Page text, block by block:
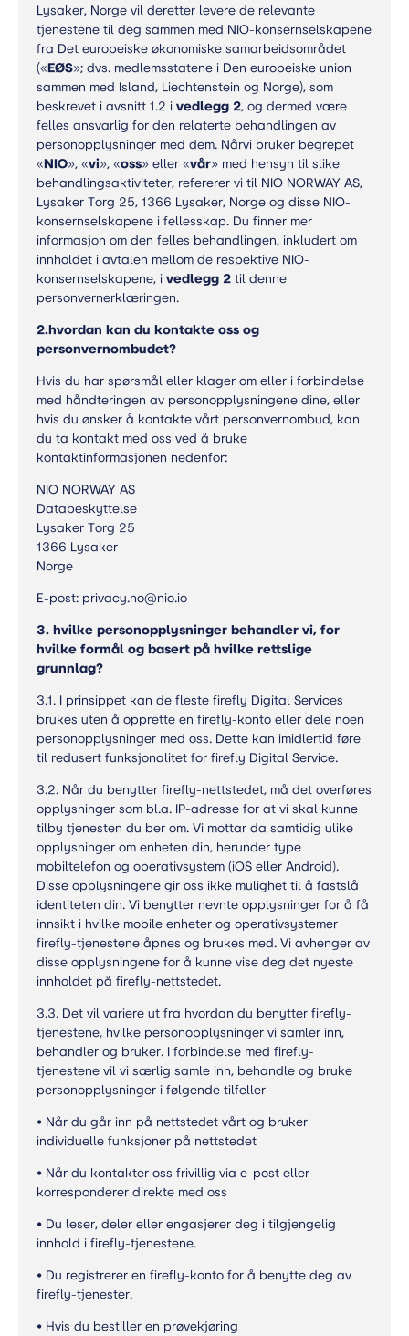
Lysaker, Norge vil deretter levere de relevante
tjenestene til deg sammen med NIO-konsernselskapene
fra Det europeiske økonomiske samarbeidsområdet
(«EØS»; dvs. medlemsstatene i Den europeiske union
sammen med Island, Liechtenstein og Norge), som
beskrevet i avsnitt 1.2 i vedlegg 2, og dermed være
felles ansvarlig for den relaterte behandlingen av
personopplysninger med dem. Nårvi bruker begrepet
«NIO», «vi», «oss» eller «vår» med hensyn til slike
behandlingsaktiviteter, refererer vi til NIO NORWAY AS,
Lysaker Torg 25, 1366 Lysaker, Norge og disse NIO-
konsernselskapene i fellesskap. Du finner mer
informasjon om den felles behandlingen, inkludert om
innholdet i avtalen mellom de respektive NIO-
konsernselskapene, i vedlegg 2 til denne
personvernerklæringen.
2.hvordan kan du kontakte oss og
personvernombudet?
Hvis du har spørsmål eller klager om eller i forbindelse
med håndteringen av personopplysningene dine, eller
hvis du ønsker å kontakte vårt personvernombud, kan
du ta kontakt med oss ved å bruke
kontaktinformasjonen nedenfor:
NIO NORWAY AS
Databeskyttelse
Lysaker Torg 25
1366 Lysaker
Norge
E-post: privacy.no@nio.io
3. hvilke personopplysninger behandler vi, for
hvilke formål og basert på hvilke rettslige
grunnlag?
3.1. I prinsippet kan de fleste firefly Digital Services
brukes uten å opprette en firefly-konto eller dele noen
personopplysninger med oss. Dette kan imidlertid føre
til redusert funksjonalitet for firefly Digital Service.
3.2. Når du benytter firefly-nettstedet, må det overføres
opplysninger som bl.a. IP-adresse for at vi skal kunne
tilby tjenesten du ber om. Vi mottar da samtidig ulike
opplysninger om enheten din, herunder type
mobiltelefon og operativsystem (iOS eller Android).
Disse opplysningene gir oss ikke mulighet til å fastslå
identiteten din. Vi benytter nevnte opplysninger for å få
innsikt i hvilke mobile enheter og operativsystemer
firefly-tjenestene åpnes og brukes med. Vi avhenger av
disse opplysningene for å kunne vise deg det nyeste
innholdet på firefly-nettstedet.
3.3. Det vil variere ut fra hvordan du benytter firefly-
tjenestene, hvilke personopplysninger vi samler inn,
behandler og bruker. I forbindelse med firefly-
tjenestene vil vi særlig samle inn, behandle og bruke
personopplysninger i følgende tilfeller
• Når du går inn på nettstedet vårt og bruker
individuelle funksjoner på nettstedet
• Når du kontakter oss frivillig via e-post eller
korresponderer direkte med oss
• Du leser, deler eller engasjerer deg i tilgjengelig
innhold i firefly-tjenestene.
• Du registrerer en firefly-konto for å benytte deg av
firefly-tjenester.
• Hvis du bestiller en prøvekjøring